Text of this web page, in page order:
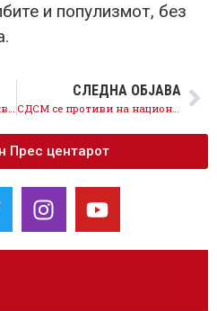
и популизмот, без
СДСМ со нови мерки против загадувањето, локалната и централната власт на ДПМНЕ да ги спроведе
СЛЕДНА ОБЈАВА
СДСМ се противи на национализмот и поделбите кои ги шири ДУИ
Прес центарот